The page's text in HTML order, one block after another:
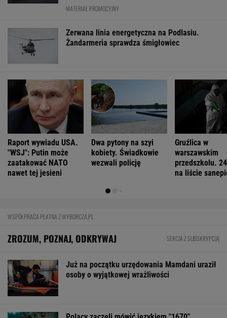
MATERIAŁ PROMOCYJNY
Zerwana linia energetyczna na Podlasiu.
Żandarmeria sprawdza śmigłowiec
Raport wywiadu USA.
"WSJ": Putin może
zaatakować NATO
nawet tej jesieni
Dwa pytony na szyi
kobiety. Świadkowie
wezwali policję
Gruźlica w
warszawskim
przedszkolu.
na liście
WSPÓŁPRACA PŁATNA Z WYBORCZA.PL
ZROZUM, POZNAJ, ODKRYWAJ SEKCJA Z SUBSKRYPCJĄ
Już na początku urzędowania Mamdani uraził
osoby o wyjątkowej wrażliwości